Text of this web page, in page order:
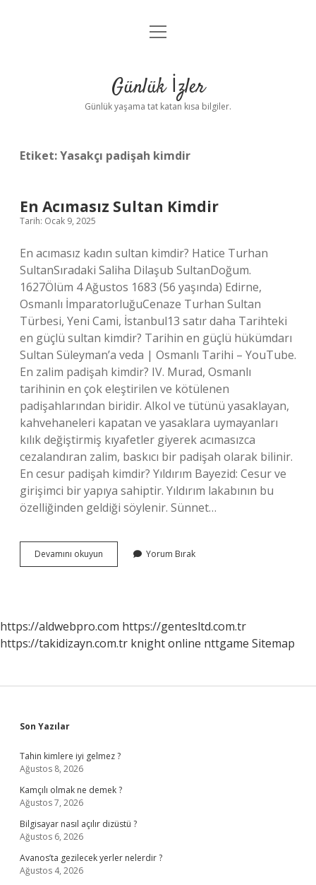
Anasayfa
Yasal Uyarı
menüyü
Günlük İzler
Günlük yaşama tat katan kısa bilgiler.
Etiket:Yasakçı padişah kimdir
En Acımasız Sultan Kimdir
Tarih: Ocak 9, 2025
En acımasız kadın sultan kimdir? Hatice Turhan
SultanSıradaki Saliha Dilaşub SultanDoğum.
1627Ölüm 4 Ağustos 1683 (56 yaşında) Edirne,
Osmanlı İmparatorluğuCenaze Turhan Sultan
Türbesi, Yeni Cami, İstanbul13 satır daha Tarihteki
en güçlü sultan kimdir? Tarihin en güçlü hükümdarı
Sultan Süleyman’a veda | Osmanlı Tarihi – YouTube.
En zalim padişah kimdir? IV. Murad, Osmanlı
tarihinin en çok eleştirilen ve kötülenen
padişahlarından biridir. Alkol ve tütünü yasaklayan,
kahvehaneleri kapatan ve yasaklara uymayanları
kılık değiştirmiş kıyafetler giyerek acımasızca
cezalandıran zalim, baskıcı bir padişah olarak bilinir.
En cesur padişah kimdir? Yıldırım Bayezid: Cesur ve
girişimci bir yapıya sahiptir. Yıldırım lakabının bu
özelliğinden geldiği söylenir. Sünnet…
Devamını okuyun
Acımasız
Yorum Bırak
https://aldwebpro.com https://gentesltd.com.tr
https://takidizayn.com.tr knight online nttgame Sitemap
Sidebar
Son Yazılar
Tahin kimlere iyi gelmez ?
Ağustos 8, 2026
Kamçılı olmak ne demek ?
Ağustos 7, 2026
Bilgisayar nasıl açılır dizüstü ?
Ağustos 6, 2026
Avanos’ta gezilecek yerler nelerdir ?
Ağustos 4, 2026